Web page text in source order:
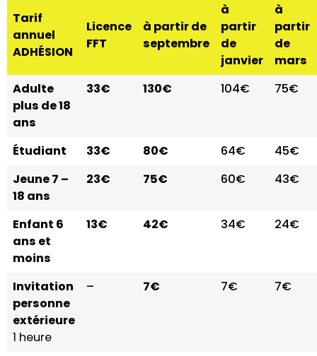
Tarif
annuel
ADHÉSION
Licence
FFT
à partir de
septembre
à
partir
de
janvier
à
partir
de
mars
Adulte
plus de 18
ans
33€ 130€ 104€ 75€
Étudiant 33€ 80€ 64€
45€
Jeune 7 –
18 ans
23€ 75€ 60€ 43€
Enfant 6
ans et
moins
13€ 42€ 34€ 24€
Invitation
personne
extérieure
1 heure
– 7€ 7€ 7€